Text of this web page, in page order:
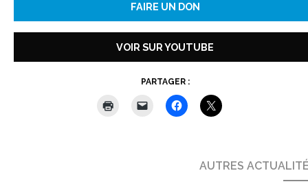
FAIRE UN DON
VOIR SUR YOUTUBE
PARTAGER :
AUTRES